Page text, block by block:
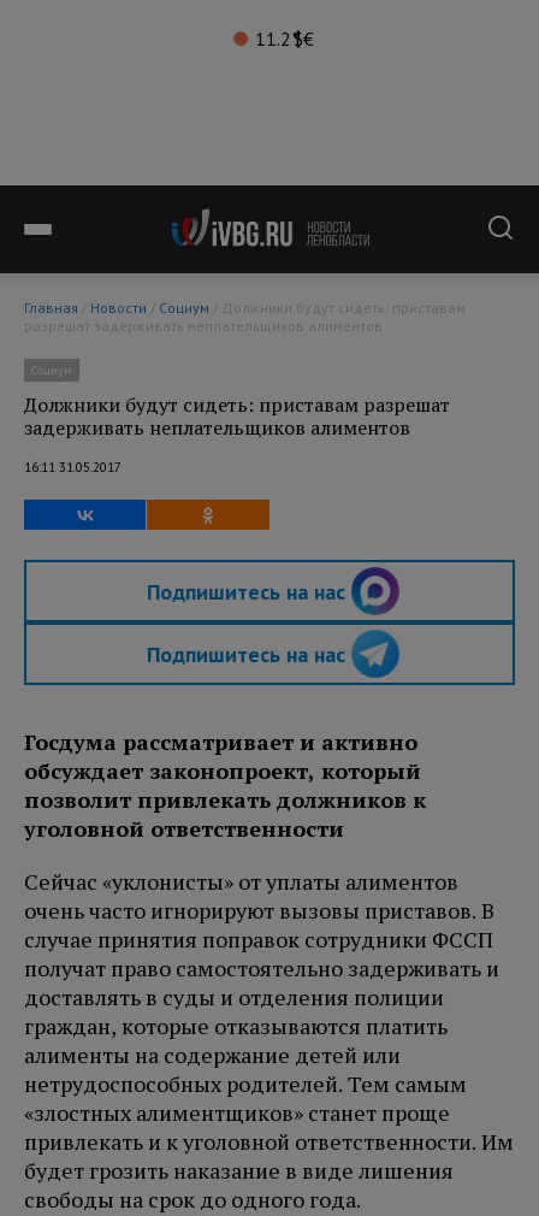
11.2°$€
Главная / Новости / Социум
разрешат задерживать неплательщиков алиментов
Социум
Должники будут сидеть: приставам разрешат
задерживать неплательщиков алиментов
16:11 31.05.2017
Подпишитесь на нас
Подпишитесь на нас
Госдума рассматривает и активно
обсуждает законопроект, который
позволит привлекать должников к
уголовной ответственности
Сейчас «уклонисты» от уплаты алиментов
очень часто игнорируют вызовы приставов. В
случае принятия поправок сотрудники ФССП
получат право самостоятельно задерживать и
доставлять в суды и отделения полиции
граждан, которые отказываются платить
алименты на содержание детей или
нетрудоспособных родителей. Тем самым
«злостных алиментщиков» станет проще
привлекать и к уголовной ответственности. Им
будет грозить наказание в виде лишения
свободы на срок до одного года.